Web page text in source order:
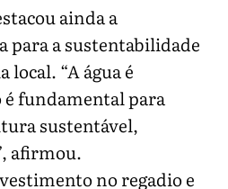
ainda a
para a sustentabilidade
local. “A água é
é fundamental para
sustentável,
afirmou.
no regadio e